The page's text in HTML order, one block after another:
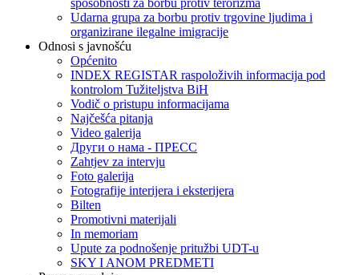
sposobnosti za borbu protiv terorizma
Udarna grupa za borbu protiv trgovine ljudima i
organizirane ilegalne imigracije
Odnosi s javnošću
Općenito
INDEX REGISTAR raspoloživih informacija pod
kontrolom Tužiteljstva BiH
Vodič o pristupu informacijama
Najčešća pitanja
Video galerija
Други о нама - ПРЕСC
Zahtjev za intervju
Foto galerija
Fotografije interijera i eksterijera
Bilten
Promotivni materijali
In memoriam
Upute za podnošenje pritužbi UDT-u
SKY I ANOM PREDMETI